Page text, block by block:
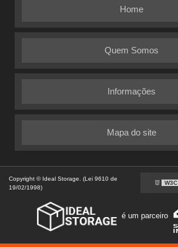
Home
Quem Somos
Informações
Mapa do site
Copyright © Ideal Storage. (Lei 9610 de
19/02/1998)
W3C
é um parceiro